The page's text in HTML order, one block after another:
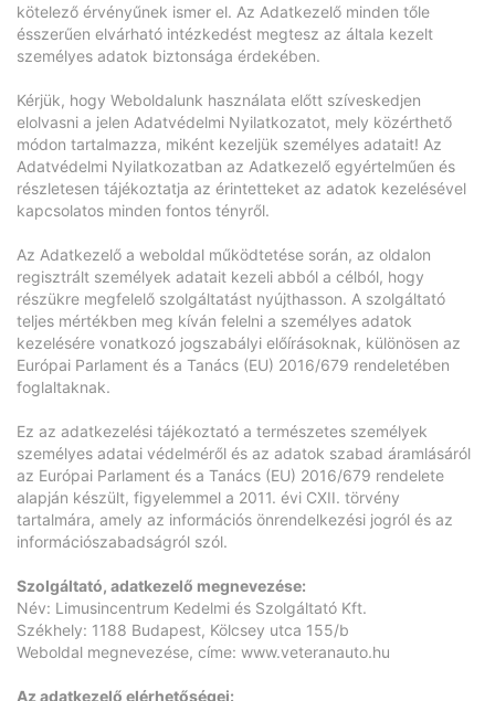
kötelező érvényűnek ismer el. Az Adatkezelő minden tőle
ésszerűen elvárható intézkedést megtesz az általa kezelt
személyes adatok biztonsága érdekében.
Kérjük, hogy Weboldalunk használata előtt szíveskedjen
elolvasni a jelen Adatvédelmi Nyilatkozatot, mely közérthető
módon tartalmazza, miként kezeljük személyes adatait! Az
Adatvédelmi Nyilatkozatban az Adatkezelő egyértelműen és
részletesen tájékoztatja az érintetteket az adatok kezelésével
kapcsolatos minden fontos tényről.
Az Adatkezelő a weboldal működtetése során, az oldalon
regisztrált személyek adatait kezeli abból a célból, hogy
részükre megfelelő szolgáltatást nyújthasson. A szolgáltató
teljes mértékben meg kíván felelni a személyes adatok
kezelésére vonatkozó jogszabályi előírásoknak, különösen az
Európai Parlament és a Tanács (EU) 2016/679 rendeletében
foglaltaknak.
Ez az adatkezelési tájékoztató a természetes személyek
személyes adatai védelméről és az adatok szabad áramlásáról
az Európai Parlament és a Tanács (EU) 2016/679 rendelete
alapján készült, figyelemmel a 2011. évi CXII. törvény
tartalmára, amely az információs önrendelkezési jogról és az
információszabadságról szól.
Szolgáltató, adatkezelő megnevezése:
Név: Limusincentrum Kedelmi és Szolgáltató Kft.
Székhely: 1188 Budapest, Kölcsey utca 155/b
Weboldal megnevezése, címe: www.veteranauto.hu
Az adatkezelő elérhetőségei: